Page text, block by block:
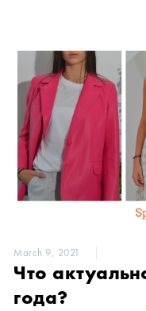
March 9, 2021
Что
года?